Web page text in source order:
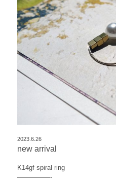
2023.6.26
new arrival
K14gf spiral ring
—————-